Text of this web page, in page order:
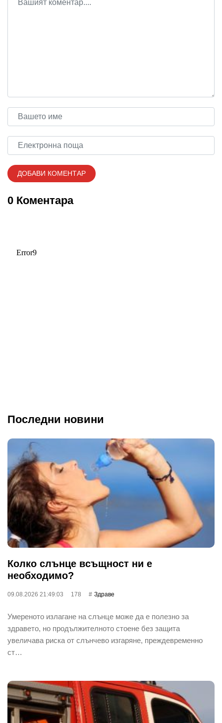
0 Коментара
Последни новини
Колко слънце всъщност ни е
необходимо?
09.08.2026 21:49:03 178 Здраве
Умереното излагане на слънце може да е полезно за
здравето, но продължителното стоене без защита
увеличава риска от слънчево изгаряне, преждевременно
ст…